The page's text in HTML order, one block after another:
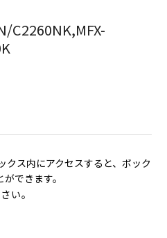
C2260NK,MFX-
クス内にアクセスすると、ボック
できます。
い。